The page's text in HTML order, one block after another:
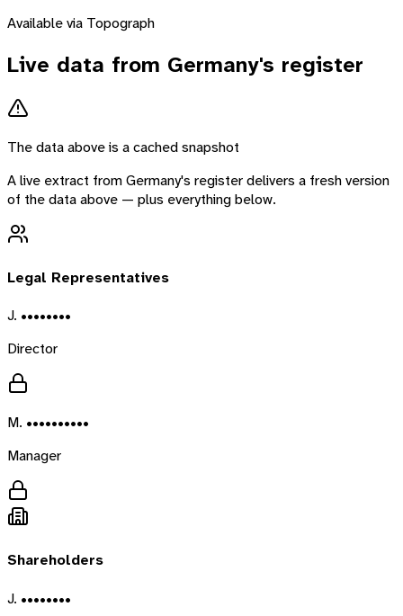
Available via Topograph
Live data from Germany's register
The data above is a cached snapshot
A live extract fromGermany's register delivers a fresh version
of the data above — plus everything below.
Legal Representatives
J. ••••••••
Director
M. ••••••••••
Manager
Shareholders
J. ••••••••